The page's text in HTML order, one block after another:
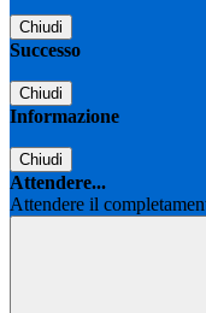
Chiudi
Successo
Chiudi
Informazione
Chiudi
Attendere...
Attendere il